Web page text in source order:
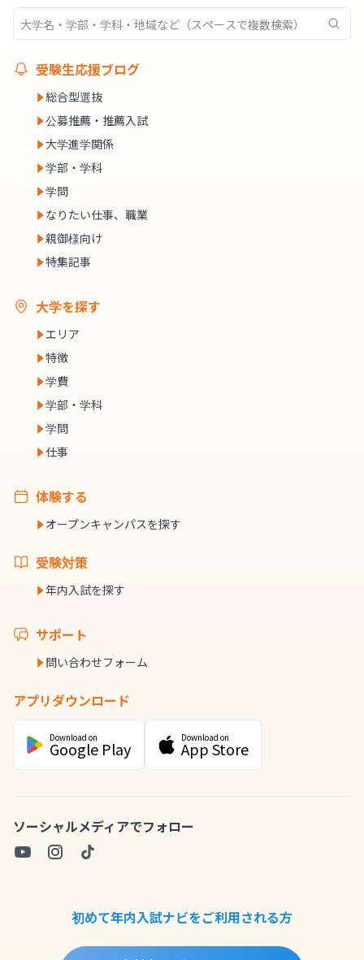
受験生応援ブログ
総合型選抜
公募推薦・推薦入試
大学進学関係
学部・学科
学問
なりたい仕事、職業
親御様向け
特集記事
大学を探す
エリア
特徴
学費
学部・学科
学問
仕事
体験する
オープンキャンパスを探す
受験対策
年内入試を探す
サポート
問い合わせフォーム
アプリダウンロード
Download on
Google Play
Download on
App Store
ソーシャルメディアでフォロー
初めて年内入試ナビをご利用される方